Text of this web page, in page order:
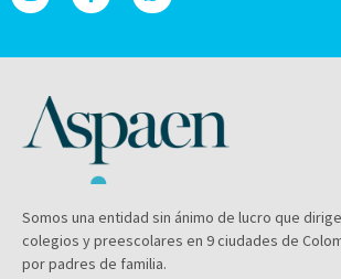
Somos una entidad sin ánimo de lucro que
colegios y preescolares en 9 ciudades de
por padres de familia.